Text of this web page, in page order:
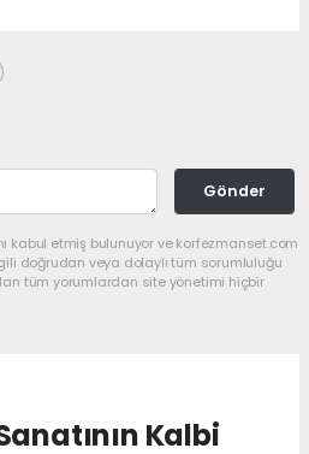
Gönder
kabul etmiş bulunuyor ve korfezmanset.com
doğrudan veya dolaylı tüm sorumluluğu
tüm yorumlardan site yönetimi hiçbir
Kalbi